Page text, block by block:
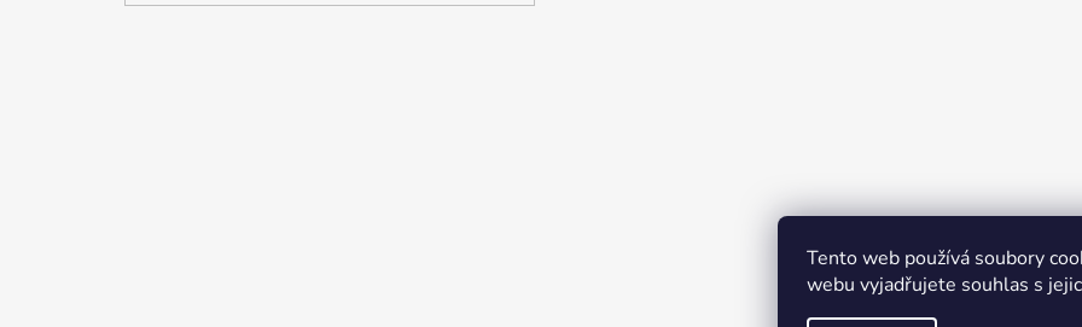
Tento web používá soubory
webu vyjadřujete souhlas s